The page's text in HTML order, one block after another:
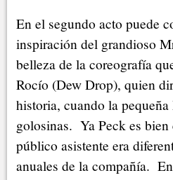
En el segundo acto puede
inspiración del grandioso
belleza de la coreografía
Rocío (Dew Drop), quien
historia, cuando la
golosinas. Ya Peck es
público asistente era
anuales de la compañía.